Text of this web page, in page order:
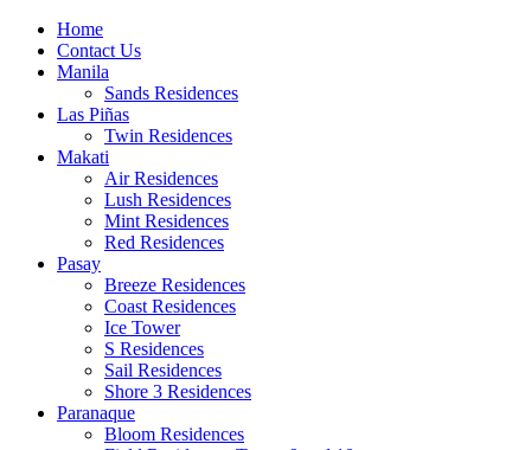
Home
Contact Us
Manila
Sands Residences
Las Piñas
Twin Residences
Makati
Air Residences
Lush Residences
Mint Residences
Red Residences
Pasay
Breeze Residences
Coast Residences
Ice Tower
S Residences
Sail Residences
Shore 3 Residences
Paranaque
Bloom Residences